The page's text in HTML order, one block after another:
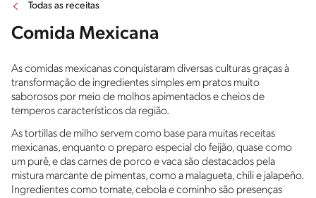
Todas as receitas
Comida Mexicana
As comidas mexicanas conquistaram diversas culturas graças à
transformação de ingredientes simples em pratos muito
saborosos por meio de molhos apimentados e cheios de
temperos característicos da região.
As tortillas de milho servem como base para muitas receitas
mexicanas, enquanto o preparo especial do feijão, quase como
um purê, e das carnes de porco e vaca são destacados pela
mistura marcante de pimentas, como a malagueta, chili e jalapeño.
Ingredientes como tomate, cebola e cominho são presenças